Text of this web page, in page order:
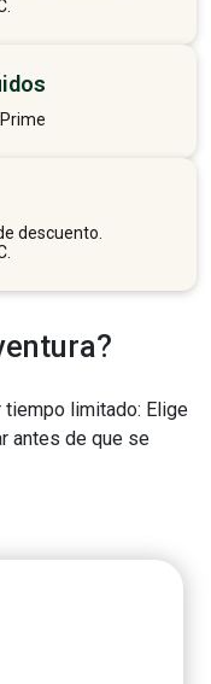
descuento.
limitado: Elige
antes de que se